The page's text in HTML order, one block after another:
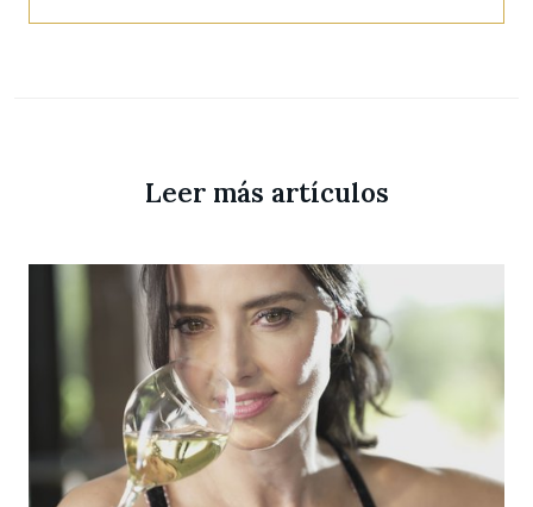
Leer más artículos